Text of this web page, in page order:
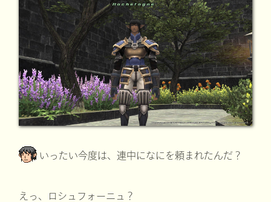
いったい今度は、連中になにを頼まれたんだ？
えっ、ロシュフォーニュ？